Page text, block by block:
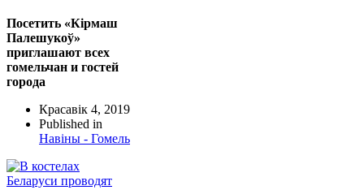
Посетить «Кiрмаш
Палешукоў»
приглашают всех
гомельчан и гостей
города
Красавік 4, 2019
Published in
Навіны - Гомель